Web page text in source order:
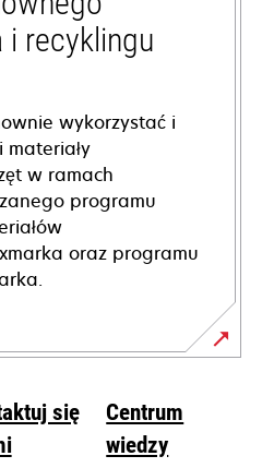
i recyklingu
wykorzystać i
w ramach
programu
oraz programu
się
Centrum
wiedzy